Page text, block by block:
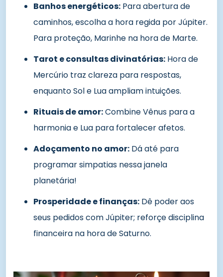
Banhos energéticos: Para abertura de
caminhos, escolha a hora regida por Júpiter.
Para proteção, Marinhe na hora de Marte.
Tarot e consultas divinatórias: Hora de
Mercúrio traz clareza para respostas,
enquanto Sol e Lua ampliam intuições.
Rituais de amor:Combine Vênus para a
harmonia e Lua para fortalecer afetos.
Adoçamento no amor: Dá até para
programar simpatias nessa janela
planetária!
Prosperidade e finanças: Dê poder aos
seus pedidos com Júpiter; reforçe disciplina
financeira na hora de Saturno.